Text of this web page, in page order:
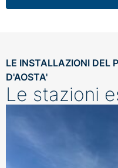
LE INSTALLAZIONI DEL
D'AOSTA'
Le stazioni